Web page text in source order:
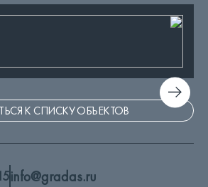
К СПИСКУ ОБЪЕКТОВ
info@gradas.ru